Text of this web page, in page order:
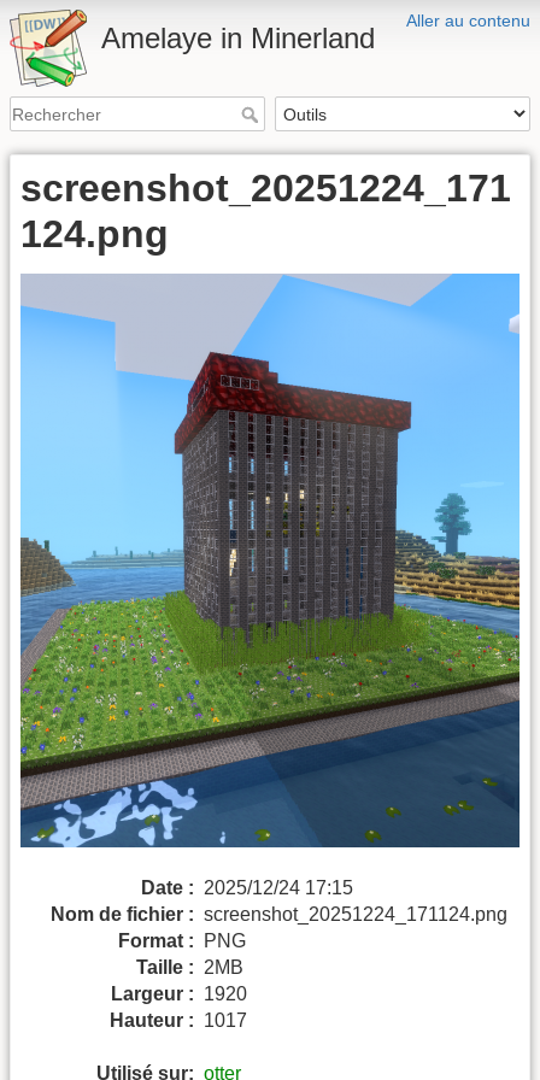
Aller au contenu
Amelaye in Minerland
screenshot_20251224_171
124.png
Date : 2025/12/24 17:15
Nom de fichier : screenshot_20251224_171124.png
Format :
PNG
Taille : 2MB
Largeur : 1920
Hauteur : 1017
Utilisé sur: otter